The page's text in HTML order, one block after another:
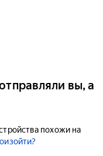
вы, а
похожи на